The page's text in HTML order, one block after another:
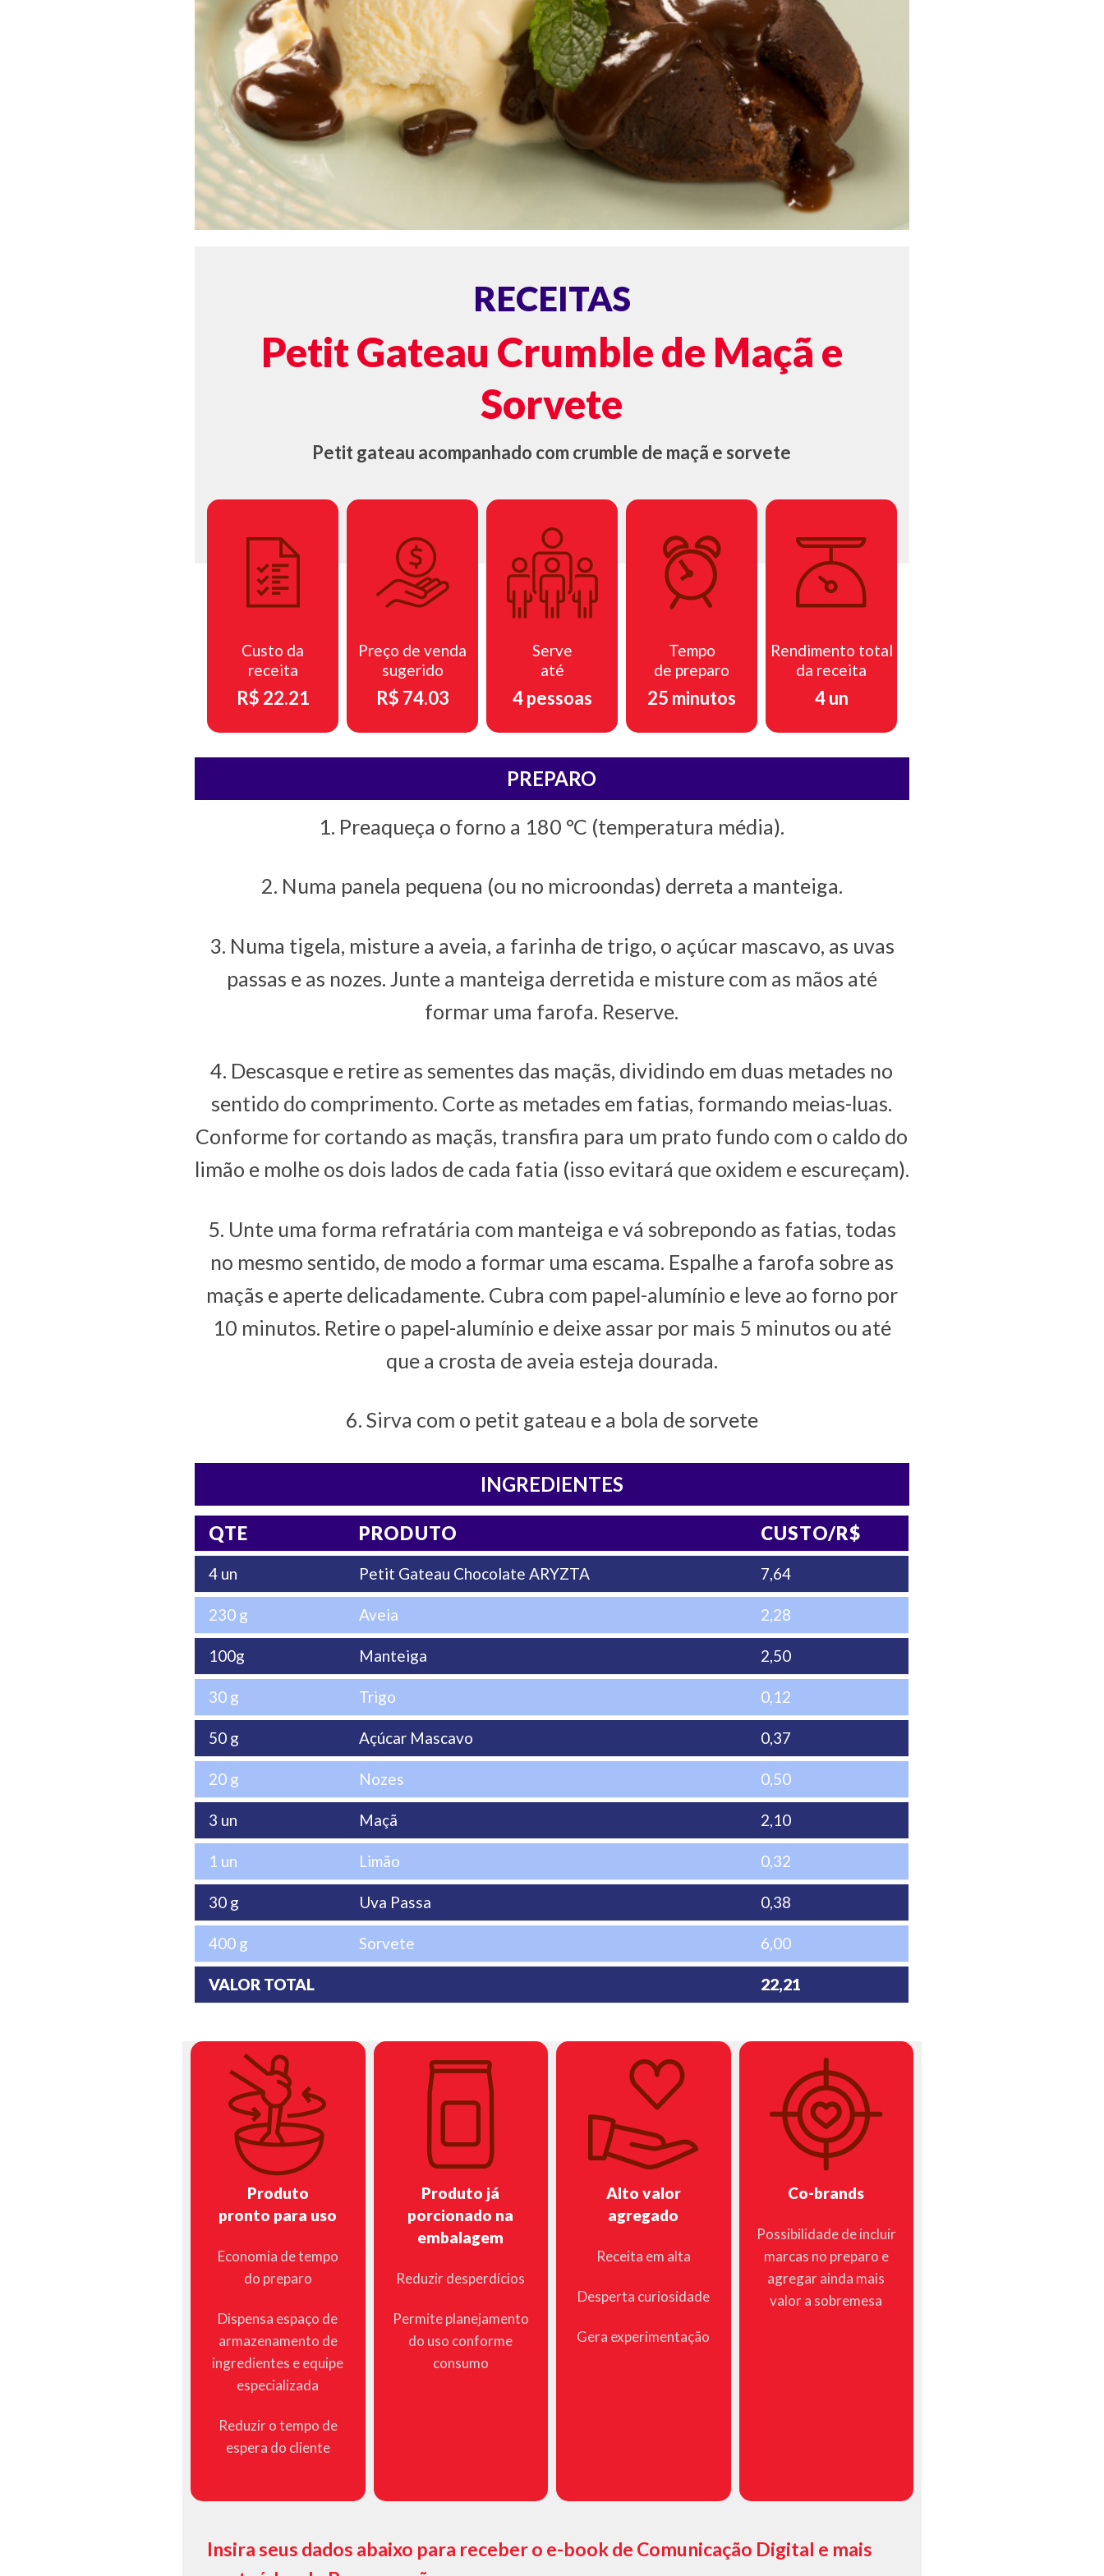
RECEITAS
Petit Gateau Crumble de Maçã e
Sorvete
Petit gateau acompanhado com crumble de maçã e sorvete
Custo da
receita
R$ 22.21
Preço de venda
sugerido
R$ 74.03
Serve
até
4 pessoas
Tempo
de preparo
25 minutos
Rendimento total
da receita
4 un
PREPARO
1. Preaqueça o forno a 180 °C (temperatura média).
2. Numa panela pequena (ou no microondas) derreta a manteiga.
3. Numa tigela, misture a aveia, a farinha de trigo, o açúcar mascavo, as uvas
passas e as nozes. Junte a manteiga derretida e misture com as mãos até
formar uma farofa. Reserve.
4. Descasque e retire as sementes das maçãs, dividindo em duas metades no
sentido do comprimento. Corte as metades em fatias, formando meias-luas.
Conforme for cortando as maçãs, transfira para um prato fundo com o caldo do
limão e molhe os dois lados de cada fatia (isso evitará que oxidem e escureçam).
5. Unte uma forma refratária com manteiga e vá sobrepondo as fatias, todas
no mesmo sentido, de modo a formar uma escama. Espalhe a farofa sobre as
maçãs e aperte delicadamente. Cubra com papel-alumínio e leve ao forno por
10 minutos. Retire o papel-alumínio e deixe assar por mais 5 minutos ou até
que a crosta de aveia esteja dourada.
6. Sirva com o petit gateau e a bola de sorvete
INGREDIENTES
QTE PRODUTO CUSTO/R$
4 un Petit Gateau Chocolate ARYZTA 7,64
230 g Aveia 2,28
100g Manteiga 2,50
30 g Trigo 0,12
50 g Açúcar Mascavo 0,37
20 g Nozes 0,50
3 un Maçã 2,10
1 un Limão 0,32
30 g Uva Passa 0,38
400 g Sorvete 6,00
VALOR TOTAL 22,21
Produto
pronto para uso
Economia de tempo
do preparo
Dispensa espaço de
armazenamento de
ingredientes e equipe
especializada
Reduzir o tempo de
espera do cliente
Produto já
porcionado na
embalagem
Reduzir desperdícios
Permite planejamento
do uso conforme
consumo
Alto valor
agregado
Receita em alta
Desperta curiosidade
Gera experimentação
Co-brands
Possibilidade de incluir
marcas no preparo e
agregar ainda mais
valor a sobremesa
Insira seus dados abaixo para receber o e-book de Comunicação Digital e mais